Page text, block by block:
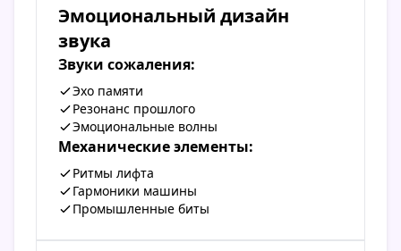
Эмоциональный дизайн
звука
Звуки сожаления:
Эхо памяти
Резонанс прошлого
Эмоциональные волны
Механические элементы:
Ритмы лифта
Гармоники машины
Промышленные биты